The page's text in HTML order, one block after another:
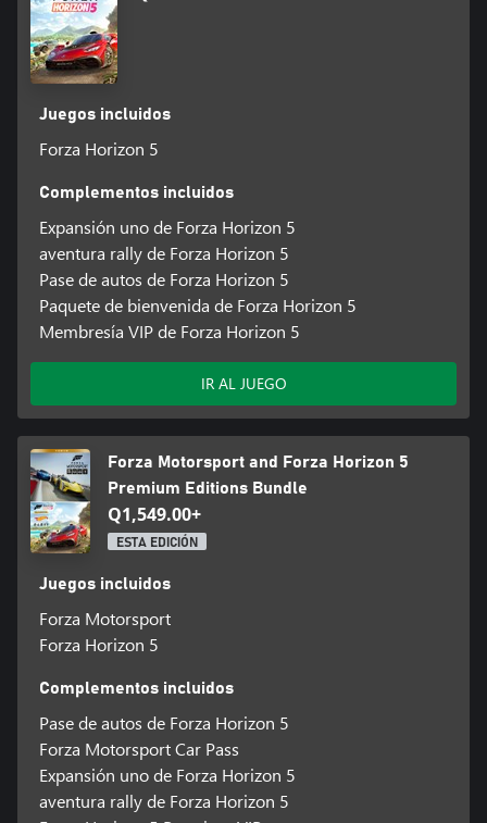
Juegos incluidos
Forza Horizon 5
Complementos incluidos
Expansión uno de Forza Horizon 5
aventura rally de Forza Horizon 5
Pase de autos de Forza Horizon 5
Paquete de bienvenida de Forza Horizon 5
Membresía VIP de Forza Horizon 5
IR AL JUEGO
Forza Motorsport and Forza Horizon 5
Premium Editions Bundle
Q1,549.00+
ESTA EDICIÓN
Juegos incluidos
Forza Motorsport
Forza Horizon 5
Complementos incluidos
Pase de autos de Forza Horizon 5
Forza Motorsport Car Pass
Expansión uno de Forza Horizon 5
aventura rally de Forza Horizon 5